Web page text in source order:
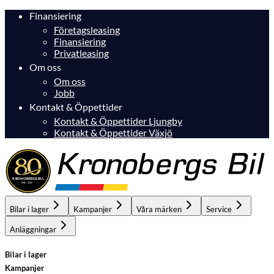
Finansiering
Företagsleasing
Finansiering
Privatleasing
Om oss
Om oss
Jobb
Kontakt & Öppettider
Kontakt & Öppettider Ljungby
Kontakt & Öppettider Växjö
Bilar i lager Kampanjer Våra märken Service
Anläggningar
Bilar i lager
Kampanjer